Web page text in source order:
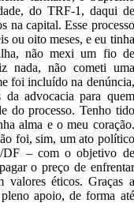
do TRF-1, daqui de
na capital. Esse processo
ou oito meses, e eu tinha
não mexi um fio de
nada, não cometi uma
foi incluído na denúncia,
advocacia para quem
do processo. Tenho tido
alma e o meu coração.
foi, sim, um ato político
DF – com o objetivo de
o preço de enfrentar
valores éticos. Graças a
apoio, de forma até